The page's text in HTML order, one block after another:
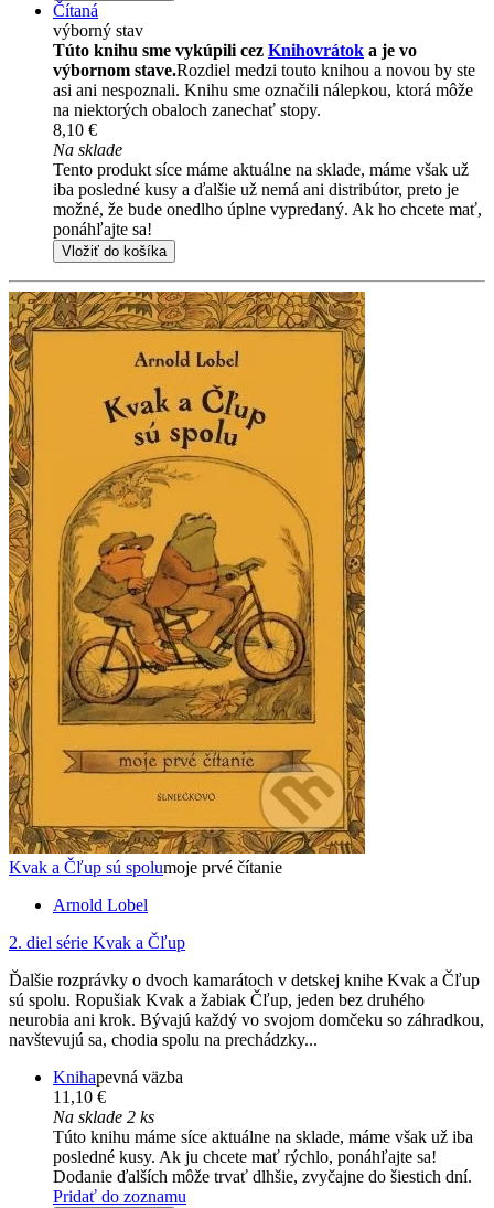
Čítaná
výborný stav
Túto knihu sme vykúpili cez Knihovrátok a je vo
výbornom stave.Rozdiel medzi touto knihou a novou by ste
asi ani nespoznali. Knihu sme označili nálepkou, ktorá môže
na niektorých obaloch zanechať stopy.
8,10 €
Na sklade
Tento produkt síce máme aktuálne na sklade, máme však už
iba posledné kusy a ďalšie už nemá ani distribútor, preto je
možné, že bude onedlho úplne vypredaný. Ak ho chcete mať,
ponáhľajte sa!
Vložiť do košíka
Kvak a Čľup sú spolumoje prvé čítanie
Arnold Lobel
2. diel série Kvak a Čľup
Ďalšie rozprávky o dvoch kamarátoch v detskej knihe Kvak a Čľup
sú spolu. Ropušiak Kvak a žabiak Čľup, jeden bez druhého
neurobia ani krok. Bývajú každý vo svojom domčeku so záhradkou,
navštevujú sa, chodia spolu na prechádzky...
Knihapevná väzba
11,10 €
Na sklade 2 ks
Túto knihu máme síce aktuálne na sklade, máme však už iba
posledné kusy. Ak ju chcete mať rýchlo, ponáhľajte sa!
Dodanie ďalších môže trvať dlhšie, zvyčajne do šiestich dní.
Pridať do zoznamu